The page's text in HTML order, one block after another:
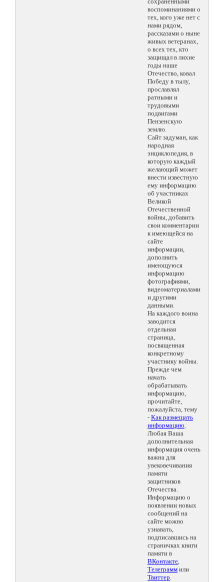
воспоминаниями о
тех, кого уже нет с
нами рядом,
рассказами о ныне
живых ветеранах,
о всех тех, кто
защищал в лихие
годы наше
Отечество, ковал
Победу в тылу,
прославлял
ратными и
трудовыми
подвигами
Пензенскую
землю.
Сайт задуман, как
народная
энциклопедия, в
которую каждый
желающий может
внести известную
ему информацию
об участниках
Великой
Отечественной
войны, добавить
свои комментарии
к имеющейся на
сайте
информации,
дополнить
имеющуюся
информацию
фотографиями,
видеоматериалами
и другими
данными.
На каждого воина
заводится
отдельная
страница,
посвященная
конкретному
участнику войны.
Прежде чем
начать
обрабатывать
информацию,
прочитайте,
пожалуйста, тему
- Как размещать
информацию.
Любая Ваша
дополнительная
информация очень
важна для
увековечивания
памяти
защитников
Отечества.
Информацию о
появлении новых
сообщений на
сайте можно
узнавать,
подписавшись на
страничках книги
памяти в
ВКонтакте,
Телеграмм или
Твиттер.